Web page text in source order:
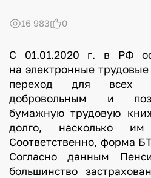
16 983 0
С 01.01.2020 г. в РФ
на электронные
переход для всех
добровольным и
бумажную трудовую
долго, насколько
Соответственно, форма
Согласно данным
большинство